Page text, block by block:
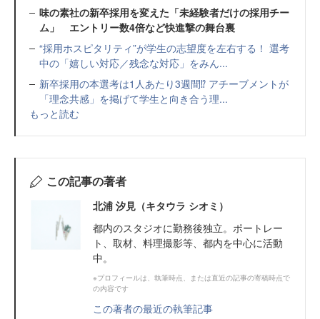
味の素社の新卒採用を変えた「未経験者だけの採用チー
ム」 エントリー数4倍など快進撃の舞台裏
“採用ホスピタリティ”が学生の志望度を左右する！ 選考
中の「嬉しい対応／残念な対応」をみん...
新卒採用の本選考は1人あたり3週間⁉ アチーブメントが
「理念共感」を掲げて学生と向き合う理...
もっと読む
この記事の著者
北浦 汐見（キタウラ シオミ）
都内のスタジオに勤務後独立。ポートレー
ト、取材、料理撮影等、都内を中心に活動
中。
※プロフィールは、執筆時点、または直近の記事の寄稿時点で
の内容です
この著者の最近の執筆記事